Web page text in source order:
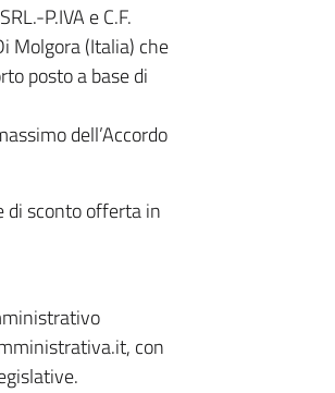
P.IVA e C.F.
Molgora (Italia) che
posto a base di
dell’Accordo
di sconto offerta in
con